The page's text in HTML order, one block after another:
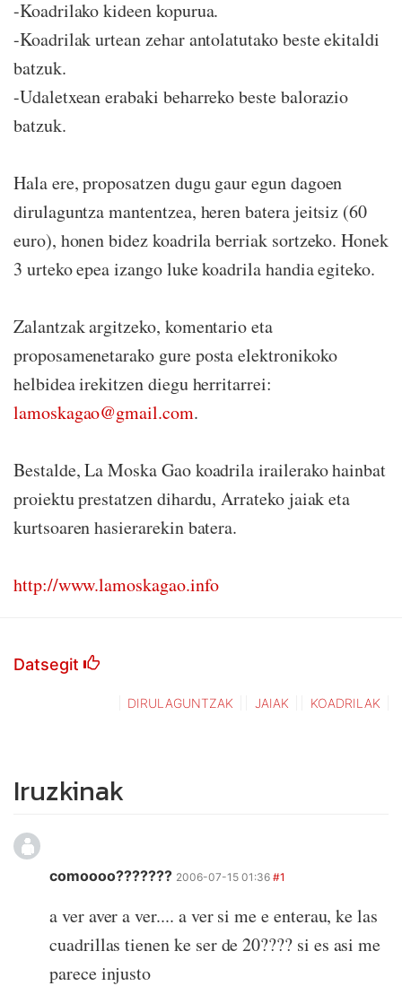
-Koadrilako kideen kopurua.
-Koadrilak urtean zehar antolatutako beste ekitaldi
batzuk.
-Udaletxean erabaki beharreko beste balorazio
batzuk.
Hala ere, proposatzen dugu gaur egun dagoen
dirulaguntza mantentzea, heren batera jeitsiz (60
euro), honen bidez koadrila berriak sortzeko. Honek
3 urteko epea izango luke koadrila handia egiteko.
Zalantzak argitzeko, komentario eta
proposamenetarako gure posta elektronikoko
helbidea irekitzen diegu herritarrei:
lamoskagao@gmail.com.
Bestalde, La Moska Gao koadrila irailerako hainbat
proiektu prestatzen dihardu, Arrateko jaiak eta
kurtsoaren hasierarekin batera.
http://www.lamoskagao.info
Datsegit
DIRULAGUNTZAK JAIAK KOADRILAK
Iruzkinak
comoooo??????? 2006-07-15 01:36 #1
a ver aver a ver.... a ver si me e enterau, ke las
cuadrillas tienen ke ser de 20???? si es asi me
parece injusto